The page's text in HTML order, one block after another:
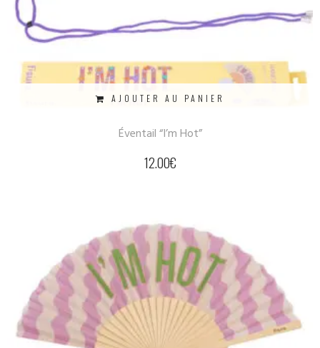
AJOUTER AU PANIER
Éventail “I’m Hot”
12.00€